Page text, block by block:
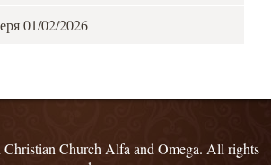
01/02/2026
Church Alfa and Omega. All rights